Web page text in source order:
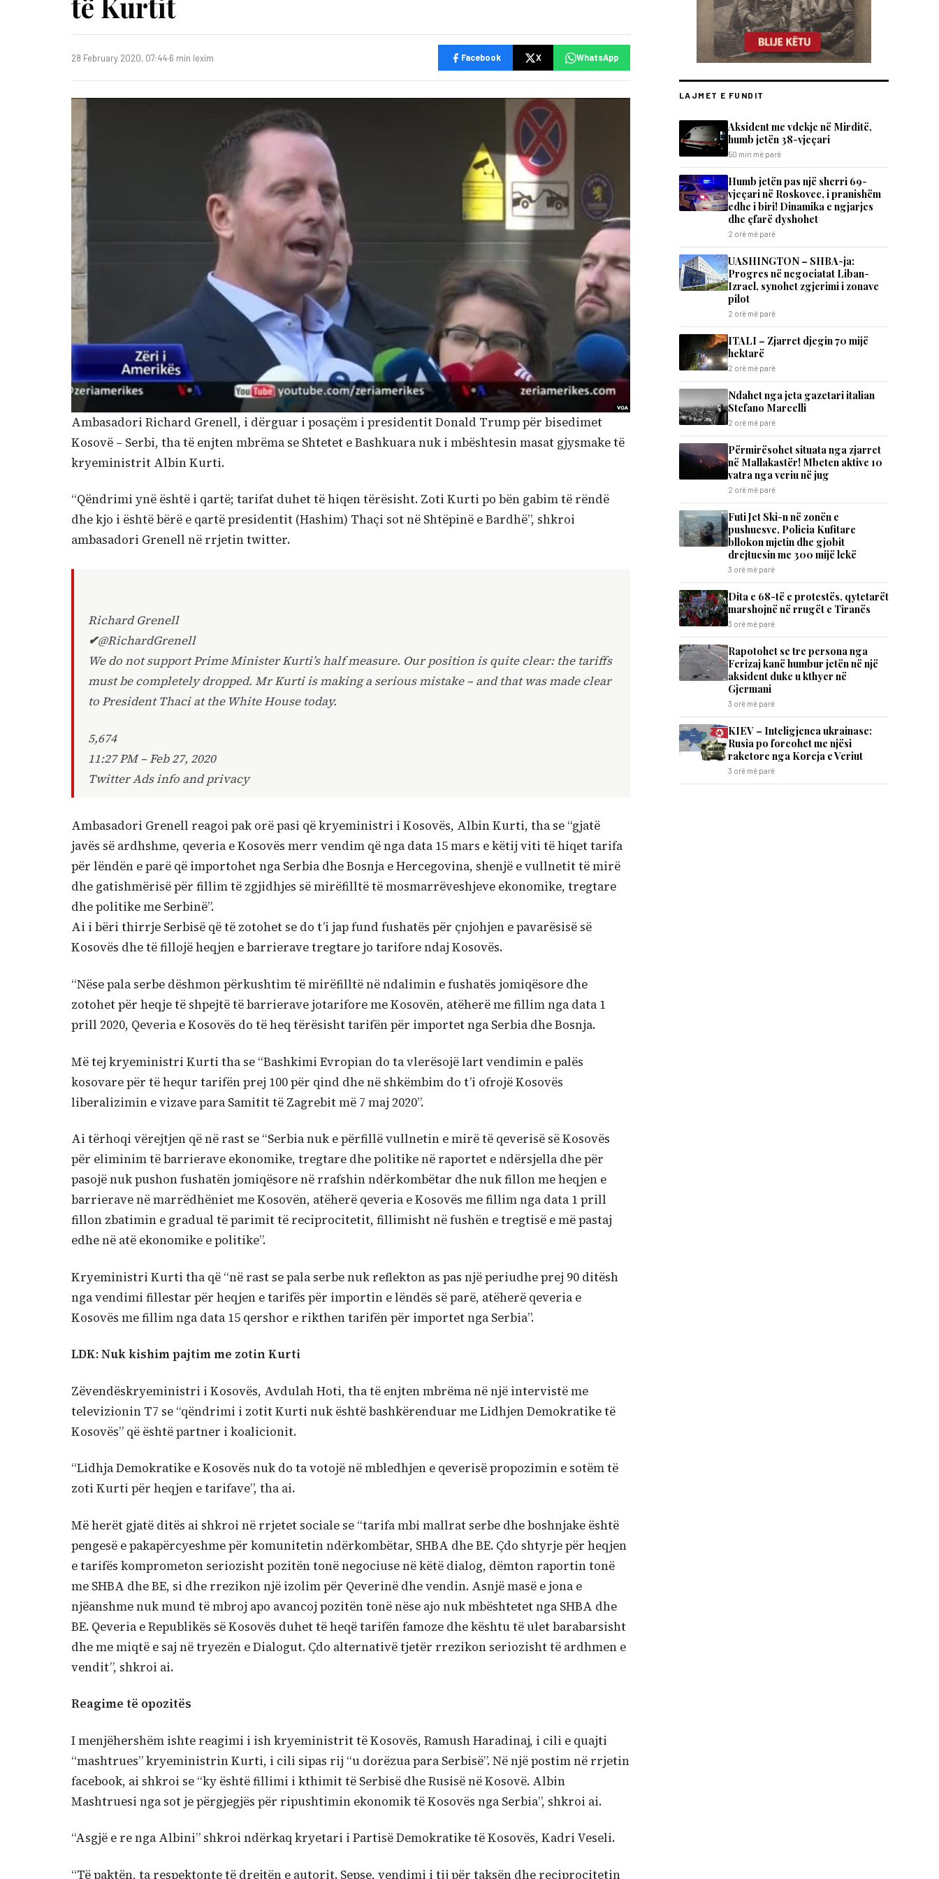
28 February 2020, 07:44·6 min lexim Facebook X WhatsApp
Ambasadori Richard Grenell, i dërguar i posaçëm i presidentit Donald Trump për bisedimet
Kosovë – Serbi, tha të enjten mbrëma se Shtetet e Bashkuara nuk i mbështesin masat gjysmake të
kryeministrit Albin Kurti.
“Qëndrimi ynë është i qartë; tarifat duhet të hiqen tërësisht. Zoti Kurti po bën gabim të rëndë
dhe kjo i është bërë e qartë presidentit (Hashim) Thaçi sot në Shtëpinë e Bardhë”, shkroi
ambasadori Grenell në rrjetin twitter.
Richard Grenell
✔@RichardGrenell
We do not support Prime Minister Kurti’s half measure. Our position is quite clear: the tariffs
must be completely dropped. Mr Kurti is making a serious mistake – and that was made clear
to President Thaci at the White House today.
5,674
11:27 PM – Feb 27, 2020
Twitter Ads info and privacy
Ambasadori Grenell reagoi pak orë pasi që kryeministri i Kosovës, Albin Kurti, tha se “gjatë
javës së ardhshme, qeveria e Kosovës merr vendim që nga data 15 mars e këtij viti të hiqet tarifa
për lëndën e parë që importohet nga Serbia dhe Bosnja e Hercegovina, shenjë e vullnetit të mirë
dhe gatishmërisë për fillim të zgjidhjes së mirëfilltë të mosmarrëveshjeve ekonomike, tregtare
dhe politike me Serbinë”.
Ai i bëri thirrje Serbisë që të zotohet se do t’i jap fund fushatës për çnjohjen e pavarësisë së
Kosovës dhe të fillojë heqjen e barrierave tregtare jo tarifore ndaj Kosovës.
“Nëse pala serbe dëshmon përkushtim të mirëfilltë në ndalimin e fushatës jomiqësore dhe
zotohet për heqje të shpejtë të barrierave jotarifore me Kosovën, atëherë me fillim nga data 1
prill 2020, Qeveria e Kosovës do të heq tërësisht tarifën për importet nga Serbia dhe Bosnja.
Më tej kryeministri Kurti tha se “Bashkimi Evropian do ta vlerësojë lart vendimin e palës
kosovare për të hequr tarifën prej 100 për qind dhe në shkëmbim do t’i ofrojë Kosovës
liberalizimin e vizave para Samitit të Zagrebit më 7 maj 2020”.
Ai tërhoqi vërejtjen që në rast se “Serbia nuk e përfillë vullnetin e mirë të qeverisë së Kosovës
për eliminim të barrierave ekonomike, tregtare dhe politike në raportet e ndërsjella dhe për
pasojë nuk pushon fushatën jomiqësore në rrafshin ndërkombëtar dhe nuk fillon me heqjen e
barrierave në marrëdhëniet me Kosovën, atëherë qeveria e Kosovës me fillim nga data 1 prill
fillon zbatimin e gradual të parimit të reciprocitetit, fillimisht në fushën e tregtisë e më pastaj
edhe në atë ekonomike e politike”.
Kryeministri Kurti tha që “në rast se pala serbe nuk reflekton as pas një periudhe prej 90 ditësh
nga vendimi fillestar për heqjen e tarifës për importin e lëndës së parë, atëherë qeveria e
Kosovës me fillim nga data 15 qershor e rikthen tarifën për importet nga Serbia”.
LDK: Nuk kishim pajtim me zotin Kurti
Zëvendëskryeministri i Kosovës, Avdulah Hoti, tha të enjten mbrëma në një intervistë me
televizionin T7 se “qëndrimi i zotit Kurti nuk është bashkërenduar me Lidhjen Demokratike të
Kosovës” që është partner i koalicionit.
“Lidhja Demokratike e Kosovës nuk do ta votojë në mbledhjen e qeverisë propozimin e sotëm të
zoti Kurti për heqjen e tarifave”, tha ai.
Më herët gjatë ditës ai shkroi në rrjetet sociale se “tarifa mbi mallrat serbe dhe boshnjake është
pengesë e pakapërcyeshme për komunitetin ndërkombëtar, SHBA dhe BE. Çdo shtyrje për heqjen
e tarifës komprometon seriozisht pozitën tonë negociuse në këtë dialog, dëmton raportin tonë
me SHBA dhe BE, si dhe rrezikon një izolim për Qeverinë dhe vendin. Asnjë masë e jona e
njëanshme nuk mund të mbroj apo avancoj pozitën tonë nëse ajo nuk mbështetet nga SHBA dhe
BE. Qeveria e Republikës së Kosovës duhet të heqë tarifën famoze dhe kështu të ulet barabarsisht
dhe me miqtë e saj në tryezën e Dialogut. Çdo alternativë tjetër rrezikon seriozisht të ardhmen e
vendit”, shkroi ai.
Reagime të opozitës
I menjëhershëm ishte reagimi i ish kryeministrit të Kosovës, Ramush Haradinaj, i cili e quajti
“mashtrues” kryeministrin Kurti, i cili sipas rij “u dorëzua para Serbisë”. Në një postim në rrjetin
facebook, ai shkroi se “ky është fillimi i kthimit të Serbisë dhe Rusisë në Kosovë. Albin
Mashtruesi nga sot je përgjegjës për ripushtimin ekonomik të Kosovës nga Serbia”, shkroi ai.
“Asgjë e re nga Albini” shkroi ndërkaq kryetari i Partisë Demokratike të Kosovës, Kadri Veseli.
“Të paktën, ta respektonte të drejtën e autorit. Sepse, vendimi i tij për taksën dhe reciprocitetin
LAJMET E FUNDIT
Aksident me vdekje në Mirditë,
humb jetën 38-vjeçari
50 min më parë
Humb jetën pas një sherri 69-
vjeçari në Roskovec, i pranishëm
edhe i biri! Dinamika e ngjarjes
dhe çfarë dyshohet
2 orë më parë
UASHINGTON – SHBA-ja:
Progres në negociatat Liban-
Izrael, synohet zgjerimi i zonave
pilot
2 orë më parë
ITALI – Zjarret djegin 70 mijë
hektarë
2 orë më parë
Ndahet nga jeta gazetari italian
Stefano Marcelli
2 orë më parë
Përmirësohet situata nga zjarret
në Mallakastër! Mbeten aktive 10
vatra nga veriu në jug
2 orë më parë
Futi Jet Ski-n në zonën e
pushuesve, Policia Kufitare
bllokon mjetin dhe gjobit
drejtuesin me 300 mijë lekë
3 orë më parë
Dita e 68-të e protestës, qytetarët
marshojnë në rrugët e Tiranës
3 orë më parë
Rapotohet se tre persona nga
Ferizaj kanë humbur jetën në një
aksident duke u kthyer në
Gjermani
3 orë më parë
KIEV – Inteligjenca ukrainase:
Rusia po forcohet me njësi
raketore nga Koreja e Veriut
3 orë më parë